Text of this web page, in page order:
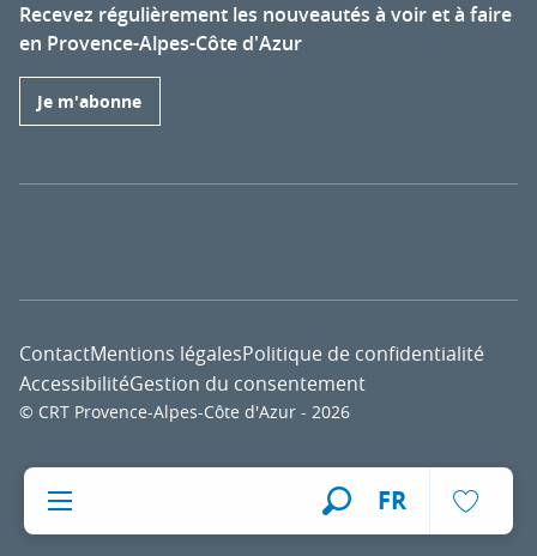
Recherche
FR
Recevez régulièrement les nouveautés à voir et à faire
en Provence-Alpes-Côte d'Azur
Je m'abonne
© CRT Provence-Alpes-Côte d'Azur - 2026
ContactMentions légalesPolitique de confidentialité
AccessibilitéGestion du consentement